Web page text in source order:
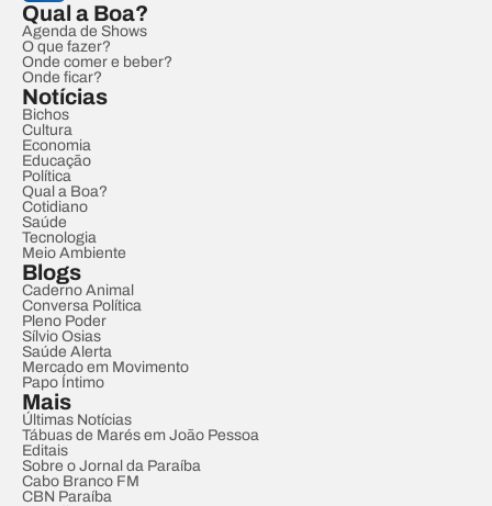
Qual a Boa?
Agenda de Shows
O que fazer?
Onde comer e beber?
Onde ficar?
Notícias
Bichos
Cultura
Economia
Educação
Política
Qual a Boa?
Cotidiano
Saúde
Tecnologia
Meio Ambiente
Blogs
Caderno Animal
Conversa Política
Pleno Poder
Sílvio Osias
Saúde Alerta
Mercado em Movimento
Papo Íntimo
Mais
Últimas Notícias
Tábuas de Marés em João Pessoa
Editais
Sobre o Jornal da Paraíba
Cabo Branco FM
CBN Paraíba